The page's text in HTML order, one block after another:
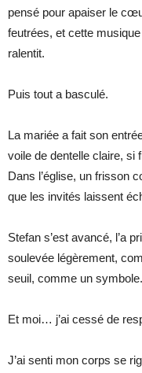
pensé pour apaiser le
feutrées, et cette
ralentit.
Puis tout a basculé.
La mariée a fait son
voile de dentelle claire, si
Dans l’église, un frisson
que les invités laissent
Stefan s’est avancé, l’a
soulevée légèrement,
seuil, comme un symbole.
Et moi… j’ai cessé de
J’ai senti mon corps se